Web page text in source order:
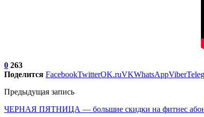
0 263
Поделится FacebookTwitterOK.ruVKWhatsAppViber
Предыдущая запись
ЧЕРНАЯ ПЯТНИЦА — большие скидки на фитнес